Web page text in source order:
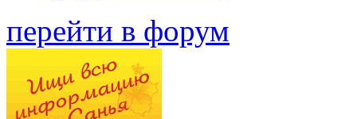
перейти в форум